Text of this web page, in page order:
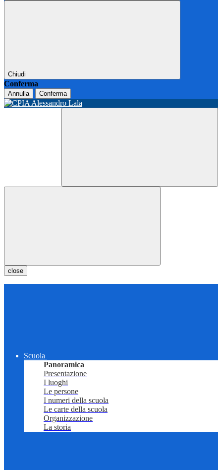
Chiudi
Conferma
Annulla Conferma
close
Scuola
Panoramica
Presentazione
I luoghi
Le persone
I numeri della scuola
Le carte della scuola
Organizzazione
La storia